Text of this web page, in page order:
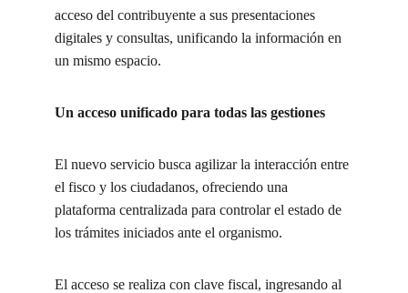
acceso del contribuyente a sus presentaciones
digitales y consultas, unificando la información en
un mismo espacio.
Un acceso unificado para todas las gestiones
El nuevo servicio busca agilizar la interacción entre
el fisco y los ciudadanos, ofreciendo una
plataforma centralizada para controlar el estado de
los trámites iniciados ante el organismo.
El acceso se realiza con clave fiscal, ingresando al